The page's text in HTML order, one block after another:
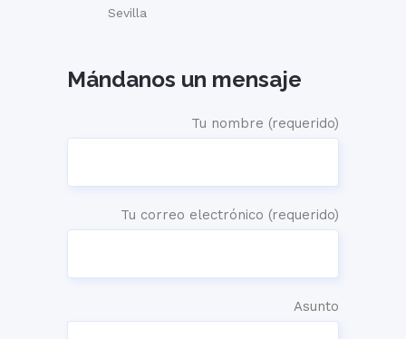
Sevilla
Mándanos un mensaje
Tu nombre (requerido)
Tu correo electrónico (requerido)
Asunto